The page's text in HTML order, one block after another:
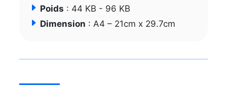
Poids : 44 KB - 96 KB
Dimension : A4 – 21cm x 29.7cm